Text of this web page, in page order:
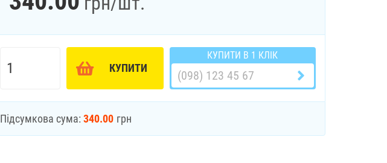
КУПИТИ
КУПИТИ В 1 КЛІК
Підсумкова сума: 340.00 грн